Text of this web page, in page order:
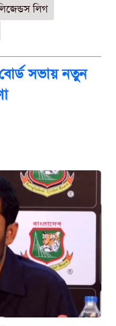
লিগ
সভায় নতুন